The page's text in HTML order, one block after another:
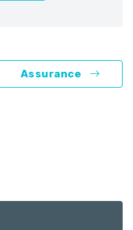
Assurance